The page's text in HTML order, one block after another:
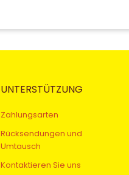
UNTERSTÜTZUNG
Zahlungsarten
Rücksendungen und
Umtausch
Kontaktieren Sie uns